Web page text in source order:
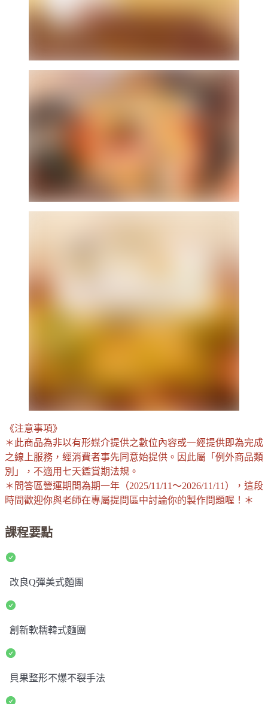
《注意事項》
＊此商品為非以有形媒介提供之數位內容或一經提供即為完成
之線上服務，經消費者事先同意始提供。因此屬「例外商品類
別」，不適用七天鑑賞期法規。
＊問答區營運期間為期一年（2025/11/11～2026/11/11），這段
時間歡迎你與老師在專屬提問區中討論你的製作問題喔！＊
課程要點
改良Q彈美式麵團
創新軟糯韓式麵團
貝果整形不爆不裂手法